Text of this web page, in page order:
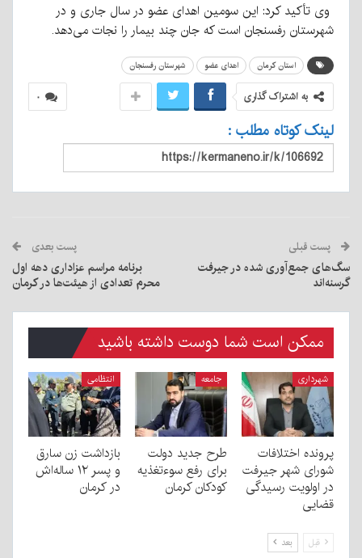
وی تأکید کرد: این سومین اهدای عضو در سال جاری و در
شهرستان رفسنجان است که جان چند بیمار را نجات می‌دهد.
استان کرمان اهدای عضو شهرستان رفسنجان
۰ به اشتراک گذاری
لینک کوتاه مطلب :
پست قبلی
سگ‌های جمع‌آوری شده در جیرفت
گرسنه‌اند
پست بعدی
برنامه مراسم عزاداری دهه اول
محرم تعدادی از هیئت‌ها در کرمان
ممکن است شما دوست داشته باشید
شهرداری
پرونده اختلافات
شورای شهر جیرفت
در اولویت رسیدگی
قضایی
جامعه
طرح جدید دولت
برای رفع سوءتغذیه
کودکان کرمان
انتظامی
بازداشت زن سارق
و پسر ۱۲ ساله‌اش
در کرمان
قبل بعد